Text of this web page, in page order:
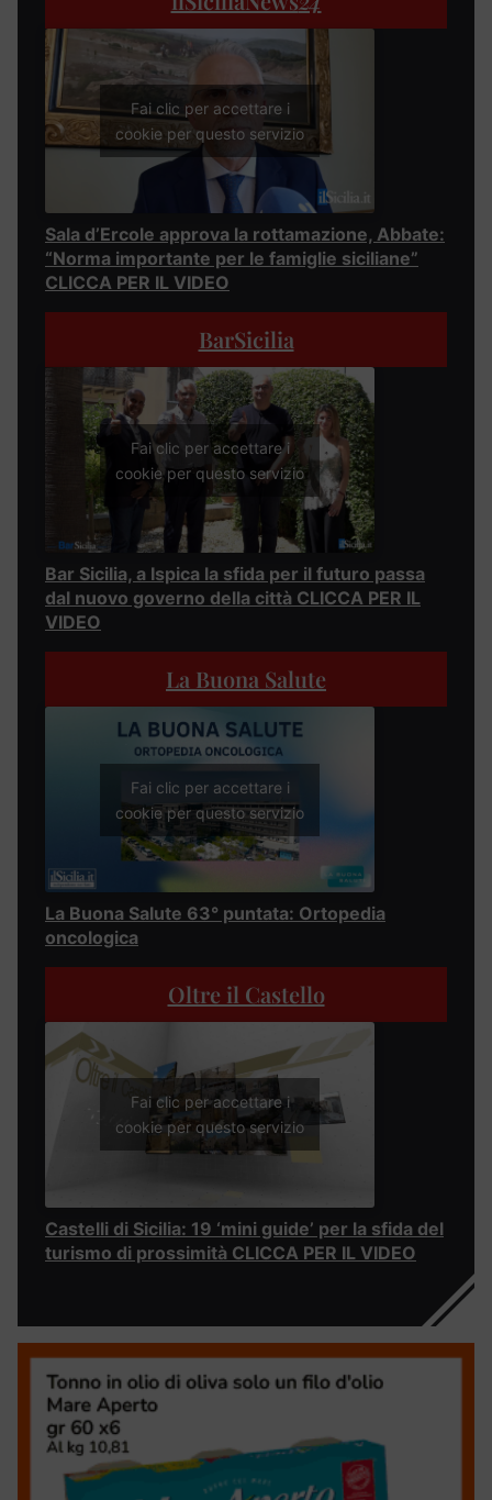
Fai clic per accettare i
cookie per questo servizio
Sala d’Ercole approva la rottamazione, Abbate:
“Norma importante per le famiglie siciliane”
CLICCA PER IL VIDEO
BarSicilia
Fai clic per accettare i
cookie per questo servizio
Bar Sicilia, a Ispica la sfida per il futuro passa
dal nuovo governo della città CLICCA PER IL
VIDEO
La Buona Salute
Fai clic per accettare i
cookie per questo servizio
La Buona Salute 63° puntata: Ortopedia
oncologica
Oltre il Castello
Fai clic per accettare i
cookie per questo servizio
Castelli di Sicilia: 19 ‘mini guide’ per la sfida del
turismo di prossimità CLICCA PER IL VIDEO